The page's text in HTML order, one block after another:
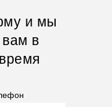
и мы
в